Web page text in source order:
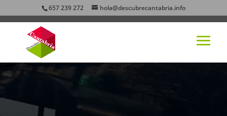
657 239 272 hola@descubrecantabria.info